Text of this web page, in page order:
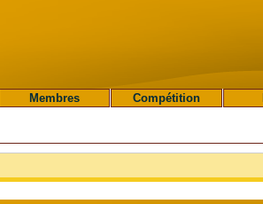
Membres Compétition